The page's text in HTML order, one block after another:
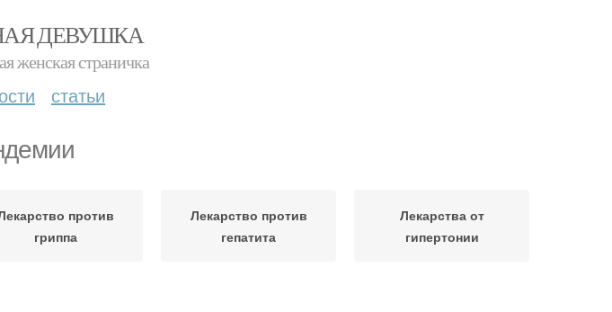
ДЕВУШКА
женская страничка
статьи
против
гриппа
Лекарство против
гепатита
Лекарства от
гипертонии